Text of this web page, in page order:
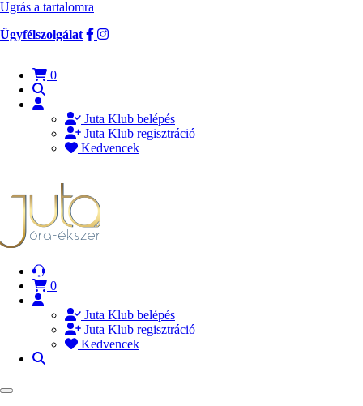
Ugrás a tartalomra
Ügyfélszolgálat
0
Juta Klub belépés
Juta Klub regisztráció
Kedvencek
0
Juta Klub belépés
Juta Klub regisztráció
Kedvencek